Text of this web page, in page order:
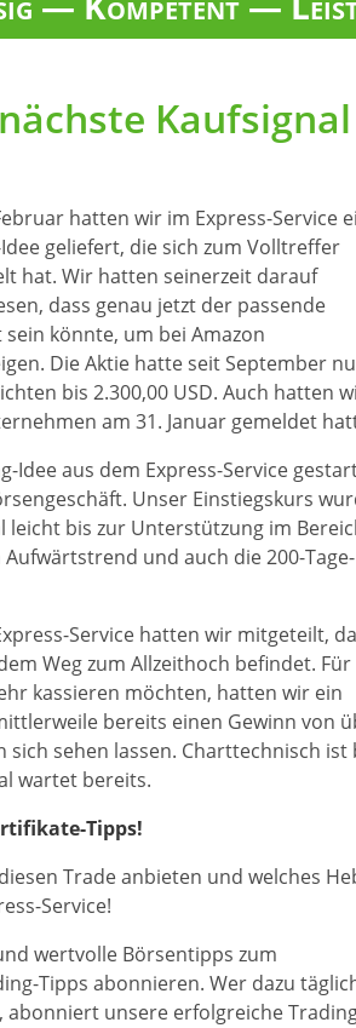
Kaufsignal
hatten wir im Express-Service
geliefert, die sich zum Volltreffer
hat. Wir hatten seinerzeit darauf
dass genau jetzt der passende
könnte, um bei Amazon
Die Aktie hatte seit September
bis 2.300,00 USD. Auch hatten
am 31. Januar gemeldet
Idee aus dem Express-Service
Unser Einstiegskurs
bis zur Unterstützung im
und auch die 200-Tage-
Service hatten wir mitgeteilt,
Weg zum Allzeithoch befindet. Für
kassieren möchten, hatten wir ein
bereits einen Gewinn von
sich sehen lassen. Charttechnisch ist
wartet bereits.
Tipps!
Trade anbieten und welches
Service!
wertvolle Börsentipps zum
Tipps abonnieren. Wer dazu
unsere erfolgreiche